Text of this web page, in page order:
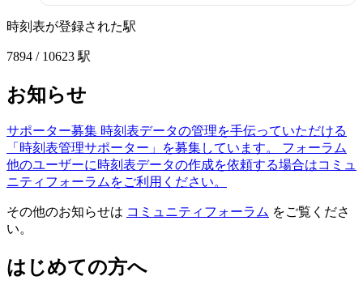
時刻表が登録された駅
7894 / 10623 駅
お知らせ
サポーター募集 時刻表データの管理を手伝っていただける
「時刻表管理サポーター」を募集しています。
フォーラム
他のユーザーに時刻表データの作成を依頼する場合はコミュ
ニティフォーラムをご利用ください。
その他のお知らせは コミュニティフォーラム をご覧くださ
い。
はじめての方へ